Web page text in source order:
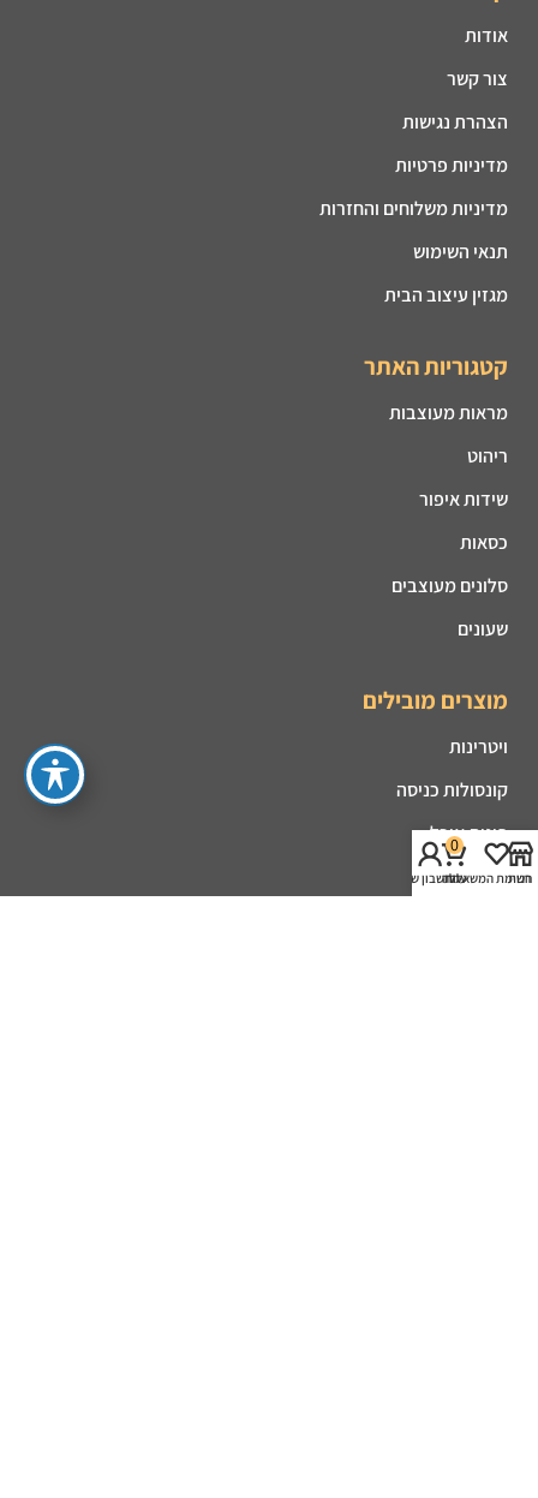
אודות
צור קשר
הצהרת נגישות
מדיניות פרטיות
מדיניות משלוחים והחזרות
תנאי השימוש
מגזין עיצוב הבית
קטגוריות האתר
מראות מעוצבות
ריהוט
שידות איפור
כסאות
סלונים מעוצבים
שעונים
מוצרים מובילים
ויטרינות
קונסולות כניסה
פינות אוכל
מזנוניםחנות
רשימת המשאלות
0
עגלה
החשבון שלי